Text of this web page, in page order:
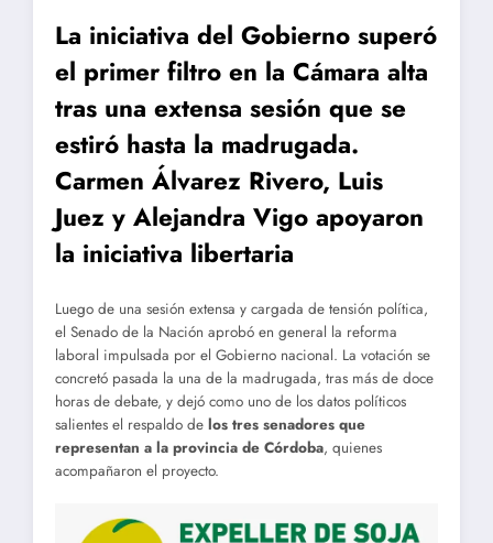
La iniciativa del Gobierno superó
el primer filtro en la Cámara alta
tras una extensa sesión que se
estiró hasta la madrugada.
Carmen Álvarez Rivero, Luis
Juez y Alejandra Vigo apoyaron
la iniciativa libertaria
Luego de una sesión extensa y cargada de tensión política,
el Senado de la Nación aprobó en general la reforma
laboral impulsada por el Gobierno nacional. La votación se
concretó pasada la una de la madrugada, tras más de doce
horas de debate, y dejó como uno de los datos políticos
salientes el respaldo de los tres senadores que
representan a la provincia de Córdoba, quienes
acompañaron el proyecto.